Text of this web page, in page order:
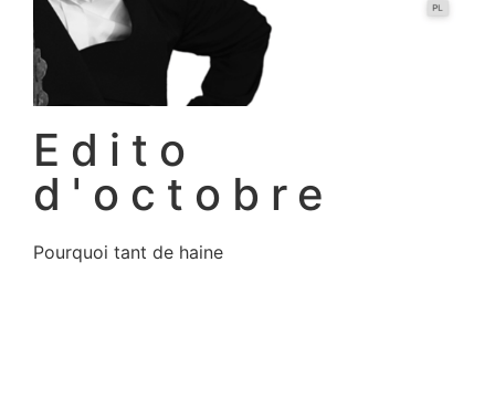
Edito
d'octobre
Pourquoi tant de haine